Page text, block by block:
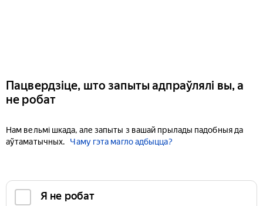
Пацвердзіце, што запыты адпраўлялі вы, а
не робат
Нам вельмі шкада, але запыты з вашай прылады падобныя да
аўтаматычных.
Чаму гэта магло адбыцца?
Я не робат